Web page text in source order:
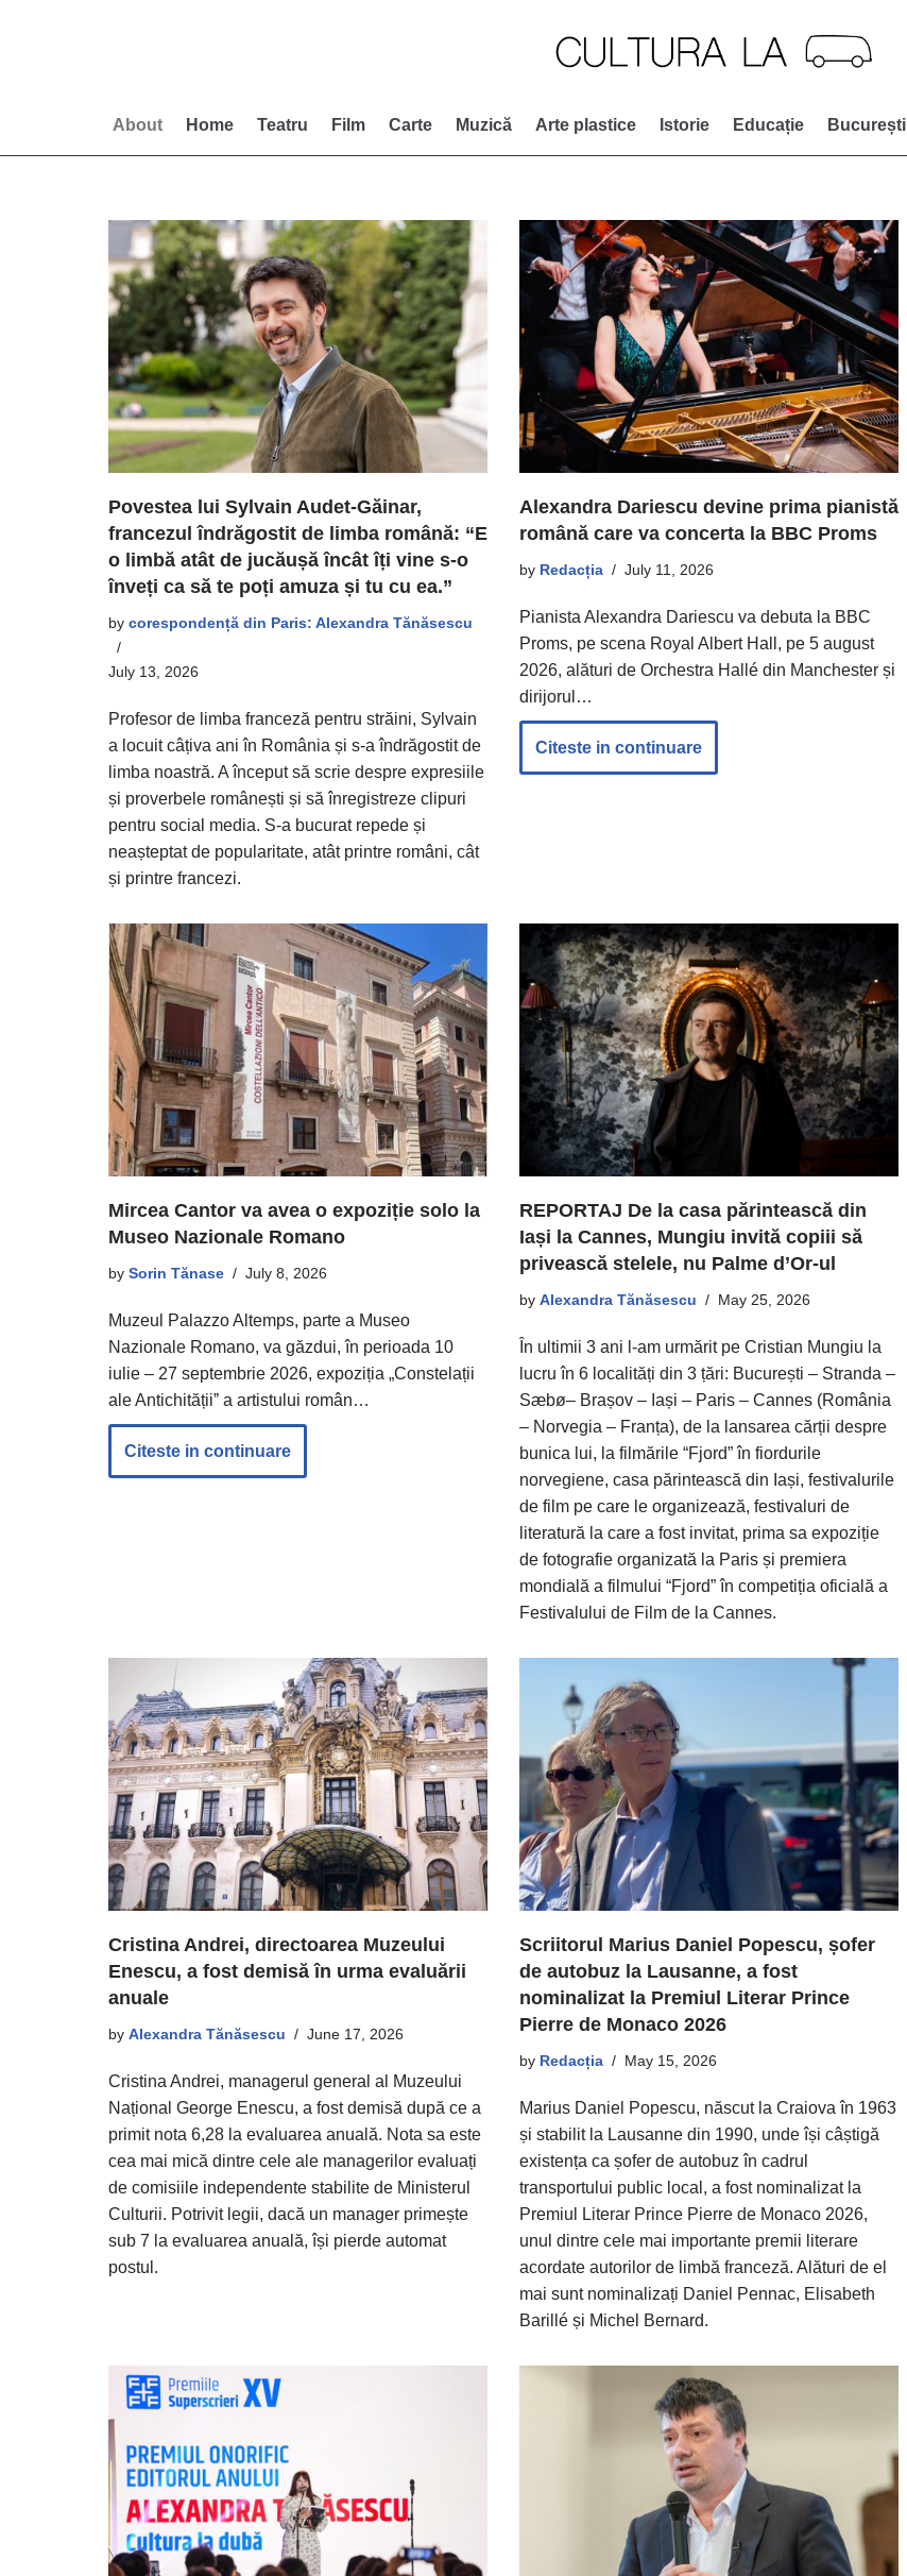
About Home Teatru Film Carte Muzică Arte plastice Istorie Educație București
Povestea lui Sylvain Audet-Găinar,
francezul îndrăgostit de limba română: “E
o limbă atât de jucăușă încât îți vine s-o
înveți ca să te poți amuza și tu cu ea.”
by corespondență din Paris: Alexandra Tănăsescu
July 13, 2026
Profesor de limba franceză pentru străini, Sylvain
a locuit câțiva ani în România și s-a îndrăgostit de
limba noastră. A început să scrie despre expresiile
și proverbele românești și să înregistreze clipuri
pentru social media. S-a bucurat repede și
neașteptat de popularitate, atât printre români, cât
și printre francezi.
Alexandra Dariescu devine prima pianistă
română care va concerta la BBC Proms
by Redacția July 11, 2026
Pianista Alexandra Dariescu va debuta la BBC
Proms, pe scena Royal Albert Hall, pe 5 august
2026, alături de Orchestra Hallé din Manchester și
dirijorul…
Citeste in continuare
Mircea Cantor va avea o expoziție solo la
Museo Nazionale Romano
by Sorin Tănase July 8, 2026
Muzeul Palazzo Altemps, parte a Museo
Nazionale Romano, va găzdui, în perioada 10
iulie – 27 septembrie 2026, expoziția „Constelații
ale Antichitățiiˮ a artistului român…
Citeste in continuare
REPORTAJ De la casa părintească din
Iași la Cannes, Mungiu invită copiii să
privească stelele, nu Palme d’Or-ul
by Alexandra Tănăsescu May 25, 2026
În ultimii 3 ani l-am urmărit pe Cristian Mungiu la
lucru în 6 localități din 3 țări: București – Stranda –
Sæbø– Brașov – Iași – Paris – Cannes (România
– Norvegia – Franța), de la lansarea cărții despre
bunica lui, la filmările “Fjord” în fiordurile
norvegiene, casa părintească din Iași, festivalurile
de film pe care le organizează, festivaluri de
literatură la care a fost invitat, prima sa expoziție
de fotografie organizată la Paris și premiera
mondială a filmului “Fjord” în competiția oficială a
Festivalului de Film de la Cannes.
Cristina Andrei, directoarea Muzeului
Enescu, a fost demisă în urma evaluării
anuale
by Alexandra Tănăsescu June 17, 2026
Cristina Andrei, managerul general al Muzeului
Național George Enescu, a fost demisă după ce a
primit nota 6,28 la evaluarea anuală. Nota sa este
cea mai mică dintre cele ale managerilor evaluați
de comisiile independente stabilite de Ministerul
Culturii. Potrivit legii, dacă un manager primește
sub 7 la evaluarea anuală, își pierde automat
postul.
Scriitorul Marius Daniel Popescu, șofer
de autobuz la Lausanne, a fost
nominalizat la Premiul Literar Prince
Pierre de Monaco 2026
by Redacția May 15, 2026
Marius Daniel Popescu, născut la Craiova în 1963
și stabilit la Lausanne din 1990, unde își câștigă
existența ca șofer de autobuz în cadrul
transportului public local, a fost nominalizat la
Premiul Literar Prince Pierre de Monaco 2026,
unul dintre cele mai importante premii literare
acordate autorilor de limbă franceză. Alături de el
mai sunt nominalizați Daniel Pennac, Elisabeth
Barillé și Michel Bernard.